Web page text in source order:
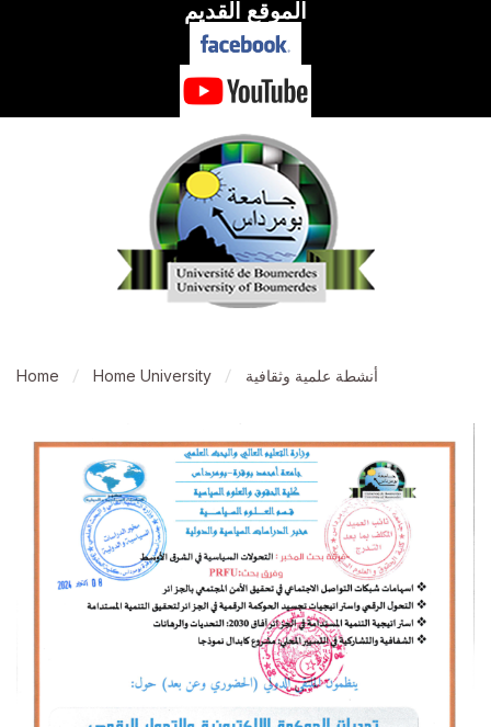
الموقع القديم
Home Home University أنشطة علمية وثقافية